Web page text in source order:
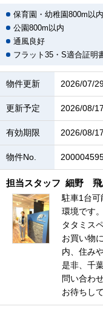
保育園・幼稚園800m以内
公園800m以内
通風良好
フラット35・S適合証明
物件更新 2026/07/
更新予定 2026/08/17
有効期限 2026/08/17
物件No.
担当スタッフ 細野 飛
駐車1台可
環境です。
タタミス
お買い物
内、住み
是非、千
問い合わ
お待ちし